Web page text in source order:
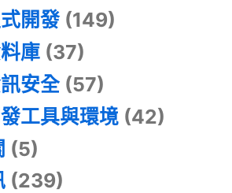
開發(149)
庫(37)
安全(57)
工具與環境(42)
(5)
(239)